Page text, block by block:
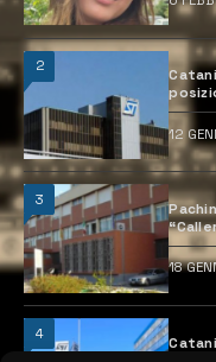
2
12
3
18
4